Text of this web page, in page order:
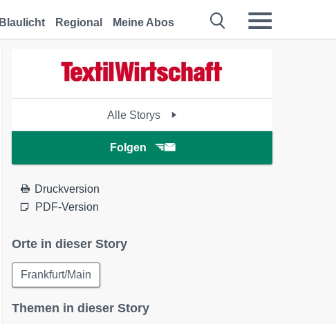
Blaulicht Regional Meine Abos
Alle Storys
Folgen
Druckversion
PDF-Version
Orte in dieser Story
Frankfurt/Main
Themen in dieser Story